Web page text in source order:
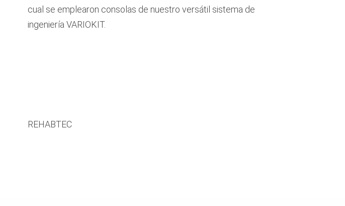
cual se emplearon consolas de nuestro versátil sistema de
ingeniería VARIOKIT.
REHABTEC